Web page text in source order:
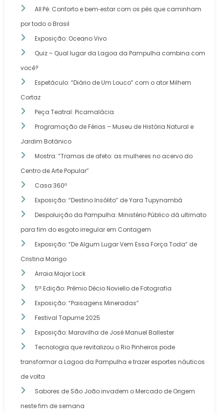
All Pé: Conforto e bem‑estar com os pés que caminham
por todo o Brasil
Exposição: Oceano Vivo
Quiz – Qual lugar da Lagoa da Pampulha combina com
você?
Espetáculo: “Diário de Um Louco” com o ator Milhem
Cortaz
Peça Teatral: Picamalácia
Programação de Férias – Museu de História Natural e
Jardim Botânico
Mostra: “Tramas de afeto: as mulheres no acervo do
Centro de Arte Popular”
Casa 360º
Exposição: “Destino Insólito” de Yara Tupynambá
Despoluição da Pampulha: Ministério Público dá ultimato
para fim do esgoto irregular em Contagem
Exposição: “De Algum Lugar Vem Essa Força Toda” de
Cristina Marigo
Arraia Major Lock
5ª Edição: Prêmio Décio Noviello de Fotografia
Exposição: “Paisagens Mineradas”
Festival Tapume 2025
Exposição: Maravilha de José Manuel Ballester
Tecnologia que revitalizou o Rio Pinheiros pode
transformar a Lagoa da Pampulha e trazer esportes náuticos
de volta
Sabores de São João invadem o Mercado de Origem
neste fim de semana